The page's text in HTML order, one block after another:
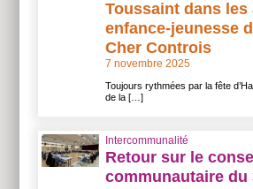
Toussaint dans les
enfance-jeunesse
Cher Controis
7 novembre 2025
Toujours rythmées par la fête
de la […]
Intercommunalité
Retour sur le
communautaire du